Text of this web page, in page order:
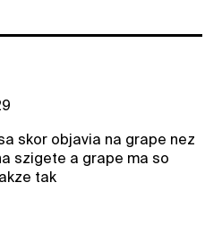
skor objavia na grape nez
szigete a grape ma so
tak